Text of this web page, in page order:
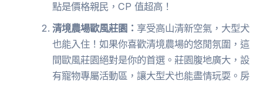
點是價格親民，CP 值超高！
清境農場歐風莊園： 享受高山清新空氣，大型犬
也能入住！如果你喜歡清境農場的悠閒氛圍，這
間歐風莊園絕對是你的首選。莊園腹地廣大，設
有寵物專屬活動區，讓大型犬也能盡情玩耍。房